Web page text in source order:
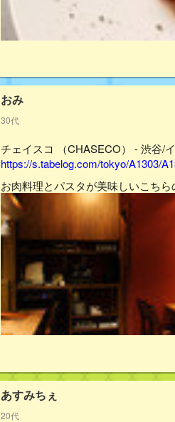
おみ
30代
チェイスコ （CHASECO） - 渋谷/
https://s.tabelog.com/tokyo/A1303/
お肉料理とパスタが美味しいこち
あすみちぇ
20代